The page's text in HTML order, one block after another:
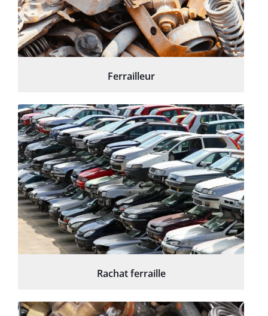
Ferrailleur
Rachat ferraille